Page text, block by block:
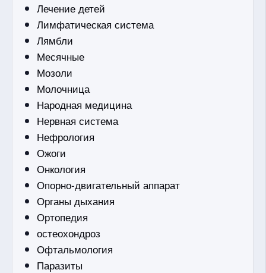
Лечение детей
Лимфатическая система
Лямбли
Месячные
Мозоли
Молочница
Народная медицина
Нервная система
Нефрология
Ожоги
Онкология
Опорно-двигательный аппарат
Органы дыхания
Ортопедия
остеохондроз
Офтальмология
Паразиты